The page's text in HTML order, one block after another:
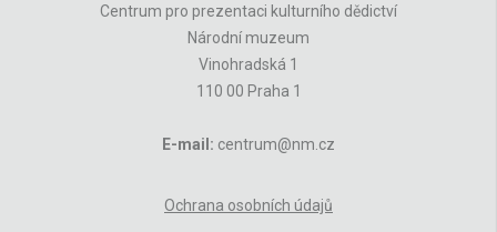
Centrum pro prezentaci kulturního dědictví
Národní muzeum
Vinohradská 1
110 00 Praha 1
E-mail: centrum@nm.cz
Ochrana osobních údajů